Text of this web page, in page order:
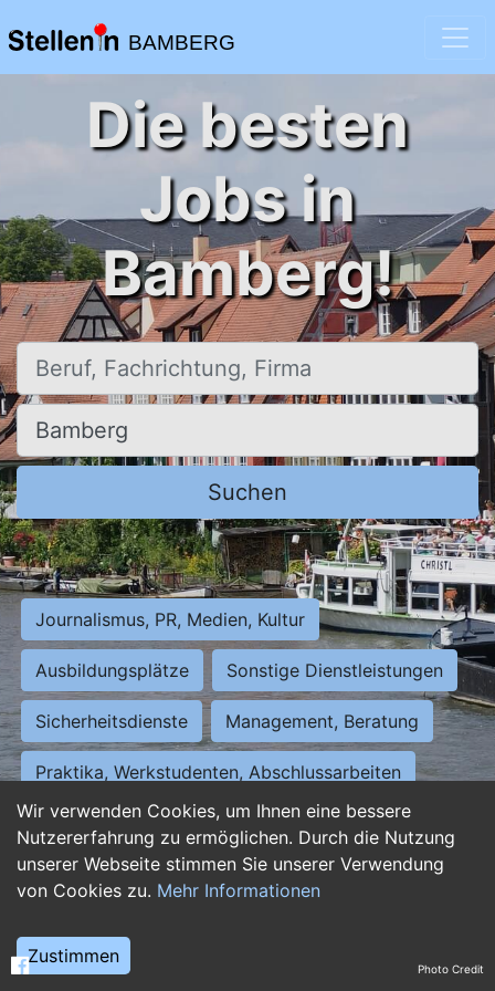
BAMBERG
Wir verwenden Cookies, um Ihnen eine bessere
Nutzererfahrung zu ermöglichen. Durch die Nutzung
unserer Webseite stimmen Sie unserer Verwendung
von Cookies zu. Mehr Informationen
Zustimmen
Die besten
Jobs in
Bamberg!
Beruf, Fachrichtung, Firma
Ort, Stadt
Suchen
Journalismus, PR, Medien, Kultur
Ausbildungsplätze Sonstige Dienstleistungen
Sicherheitsdienste Management, Beratung
Praktika, Werkstudenten, Abschlussarbeiten
Personalwesen Assistenz, Sekretariat
Hilfskräfte, Aushilfs- und Nebenjobs
Weiterbildung, Studium, duale Ausbildung Photo Credit